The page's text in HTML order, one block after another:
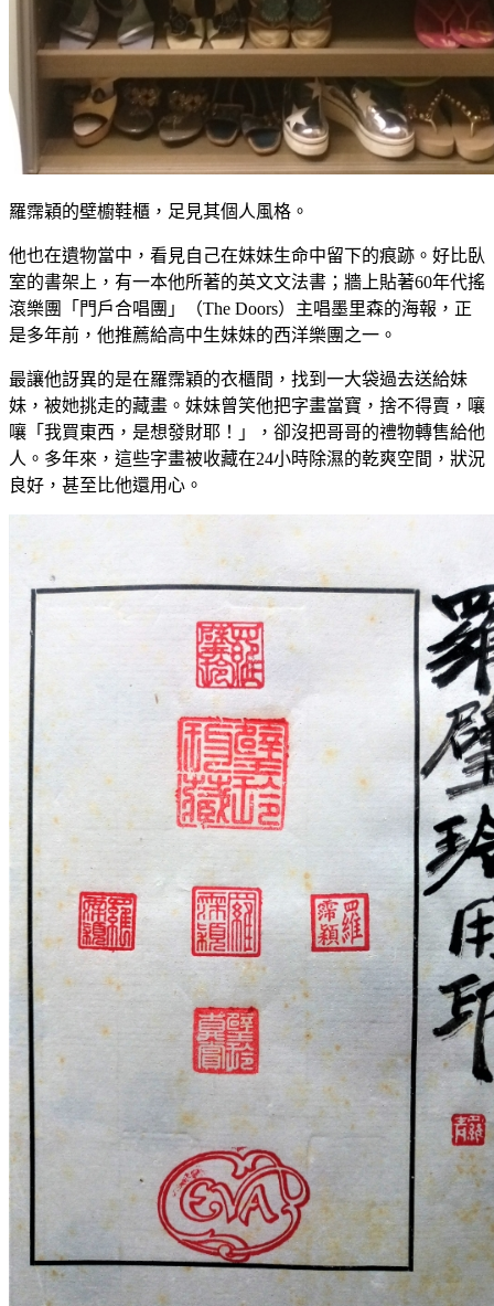
羅霈穎的壁櫥鞋櫃，足見其個人風格。
他也在遺物當中，看見自己在妹妹生命中留下的痕跡。好比臥
室的書架上，有一本他所著的英文文法書；牆上貼著60年代搖
滾樂團「門戶合唱團」（The Doors）主唱墨里森的海報，正
是多年前，他推薦給高中生妹妹的西洋樂團之一。
最讓他訝異的是在羅霈穎的衣櫃間，找到一大袋過去送給妹
妹，被她挑走的藏畫。妹妹曾笑他把字畫當寶，捨不得賣，嚷
嚷「我買東西，是想發財耶！」，卻沒把哥哥的禮物轉售給他
人。多年來，這些字畫被收藏在24小時除濕的乾爽空間，狀況
良好，甚至比他還用心。